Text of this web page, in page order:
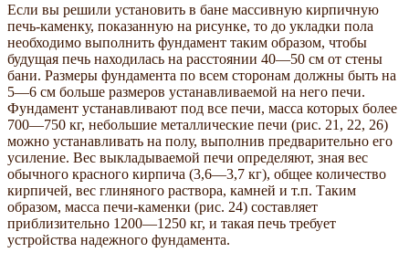
Если вы решили установить в бане массивную кирпичную
печь-каменку, показанную на рисунке, то до укладки пола
необходимо выполнить фундамент таким образом, чтобы
будущая печь находилась на расстоянии 40—50 см от стены
бани. Размеры фундамента по всем сторонам должны быть на
5—6 см больше размеров устанавливаемой на него печи.
Фундамент устанавливают под все печи, масса которых более
700—750 кг, небольшие металлические печи (рис. 21, 22, 26)
можно устанавливать на полу, выполнив предварительно его
усиление. Вес выкладываемой печи определяют, зная вес
обычного красного кирпича (3,6—3,7 кг), общее количество
кирпичей, вес глиняного раствора, камней и т.п. Таким
образом, масса печи-каменки (рис. 24) составляет
приблизительно 1200—1250 кг, и такая печь требует
устройства надежного фундамента.